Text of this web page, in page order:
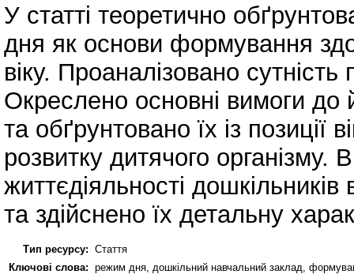
У статті теоретично
дня як основи формування
віку. Проаналізовано
Окреслено основні вимоги до
та обґрунтовано їх із позиції
розвитку дитячого організму.
життєдіяльності
та здійснено їх детальну
Тип ресурсу: Стаття
Ключові слова: режим дня, дошкільний навчальний заклад,